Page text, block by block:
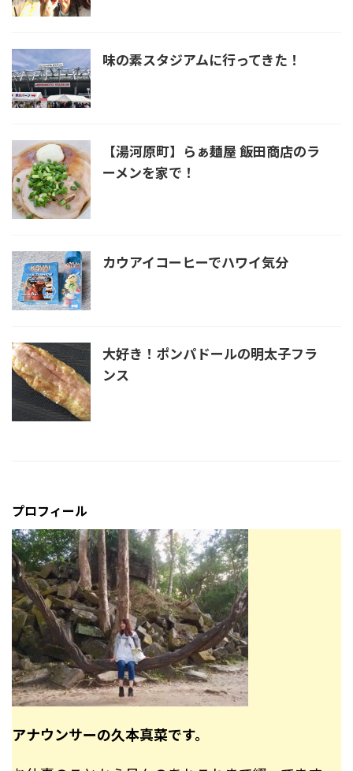
味の素スタジアムに行ってきた！
【湯河原町】らぁ麺屋 飯田商店のラ
ーメンを家で！
カウアイコーヒーでハワイ気分
大好き！ポンパドールの明太子フラ
ンス
プロフィール
アナウンサーの久本真菜です。